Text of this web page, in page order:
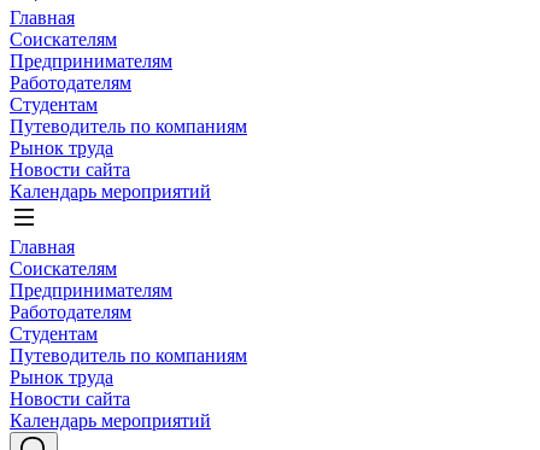
Главная
Соискателям
Предпринимателям
Работодателям
Студентам
Путеводитель по компаниям
Рынок труда
Новости сайта
Календарь мероприятий
Главная
Соискателям
Предпринимателям
Работодателям
Студентам
Путеводитель по компаниям
Рынок труда
Новости сайта
Календарь мероприятий